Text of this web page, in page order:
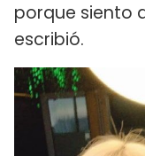
porque siento
escribió.